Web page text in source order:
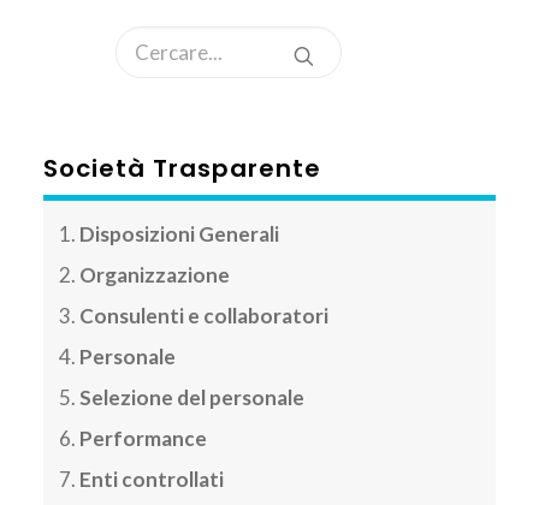
Società Trasparente
Disposizioni Generali
Organizzazione
Consulenti e collaboratori
Personale
Selezione del personale
Performance
Enti controllati